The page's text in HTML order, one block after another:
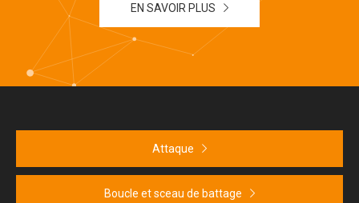
EN SAVOIR PLUS
Attaque
Boucle et sceau de battage